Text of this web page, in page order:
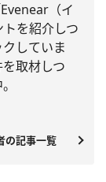
（イ
を紹介しつ
していま
取材しつ
の記事一覧